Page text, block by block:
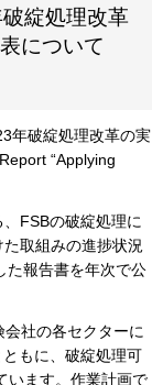
綻処理改革
について
年破綻処理改革の実
“Applying
FSBの破綻処理に
取組みの進捗状況
た報告書を年次で公
社の各セクターに
もに、破綻処理可
います。作業計画で